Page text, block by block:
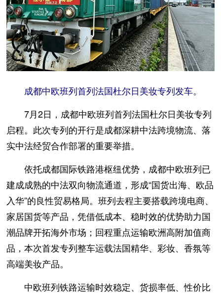
成都中欧班列首列法国杜尔日美妆专列发车。
7月2日，成都中欧班列首列法国杜尔日美妆专列
启程。此次专列的开行是成都深耕中法跨境物流、落
实中法经贸合作部署的重要举措。
依托成都国际铁路港枢纽优势，成都中欧班列已
建成成熟的中法双向物流通道，形成“国货出海、欧品
入华”的良性贸易格局。班列去程主要搭载跨境电商、
家居国货等产品，凭借低成本、稳时效的优势助力国
潮品牌开拓海外市场；回程重点运输欧洲高附加值商
品，本次首发专列整车运载法国精华、彩妆、香氛等
高端美妆产品。
中欧班列铁路运输时效稳定、货损率低、性价比